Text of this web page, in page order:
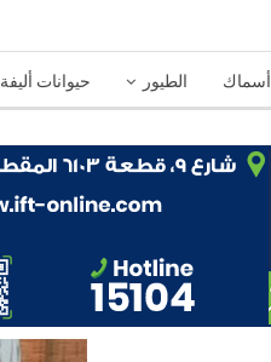
أسماك الطيور حيوانات أليفة